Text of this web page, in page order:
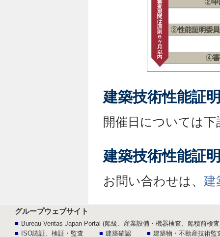
建築技術性能証
開催日については
建築技術性能証
お問い合わせは、 建
グループウェブサイト
Bureau Veritas Japan Portal (船級、産業設備・機器検査、船積前検
ISO認証、検証・監査
建築確認
建築物・不動産技術監